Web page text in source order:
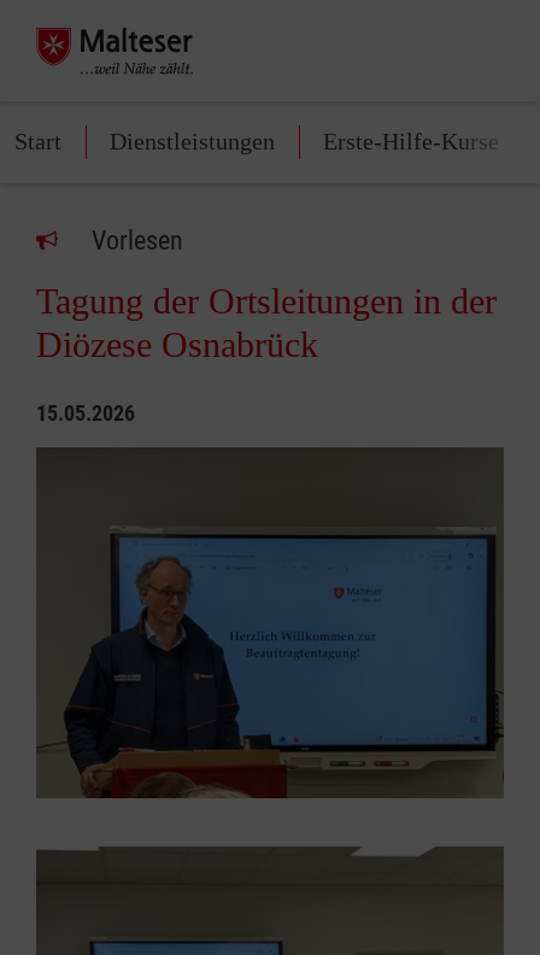
Start Dienstleistungen Erste-Hilfe-Kurse
Vorlesen
Tagung der Ortsleitungen in der
Diözese Osnabrück
15.05.2026